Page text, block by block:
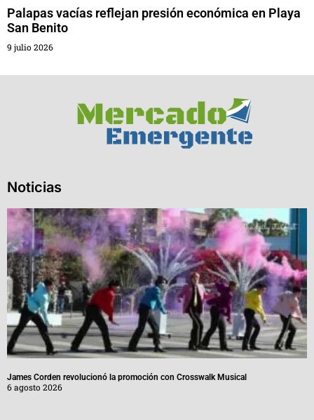
Palapas vacías reflejan presión económica en Playa
San Benito
9 julio 2026
Noticias
James Corden revolucionó la promoción con Crosswalk Musical
6 agosto 2026